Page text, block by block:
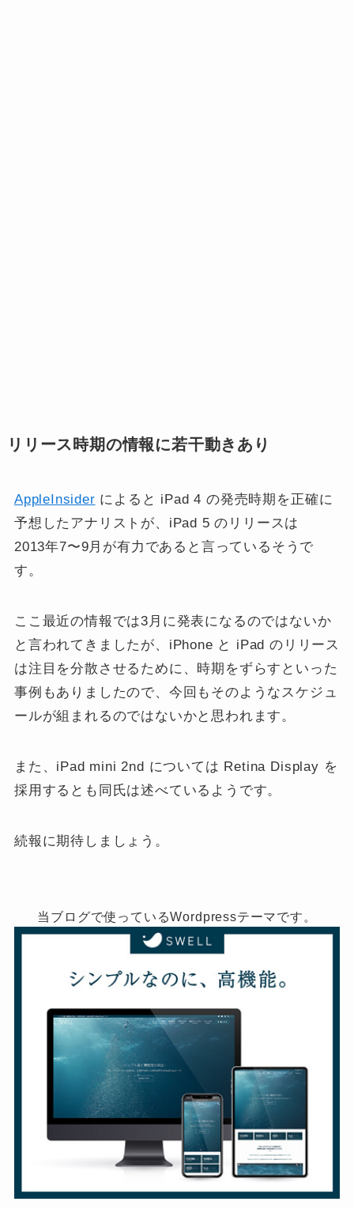
リリース時期の情報に若干動きあり
AppleInsider によると iPad 4 の発売時期を正確に
予想したアナリストが、iPad 5 のリリースは
2013年7〜9月が有力であると言っているそうで
す。
ここ最近の情報では3月に発表になるのではないか
と言われてきましたが、iPhone と iPad のリリース
は注目を分散させるために、時期をずらすといった
事例もありましたので、今回もそのようなスケジュ
ールが組まれるのではないかと思われます。
また、iPad mini 2nd については Retina Display を
採用するとも同氏は述べているようです。
続報に期待しましょう。
当ブログで使っているWordpressテーマです。